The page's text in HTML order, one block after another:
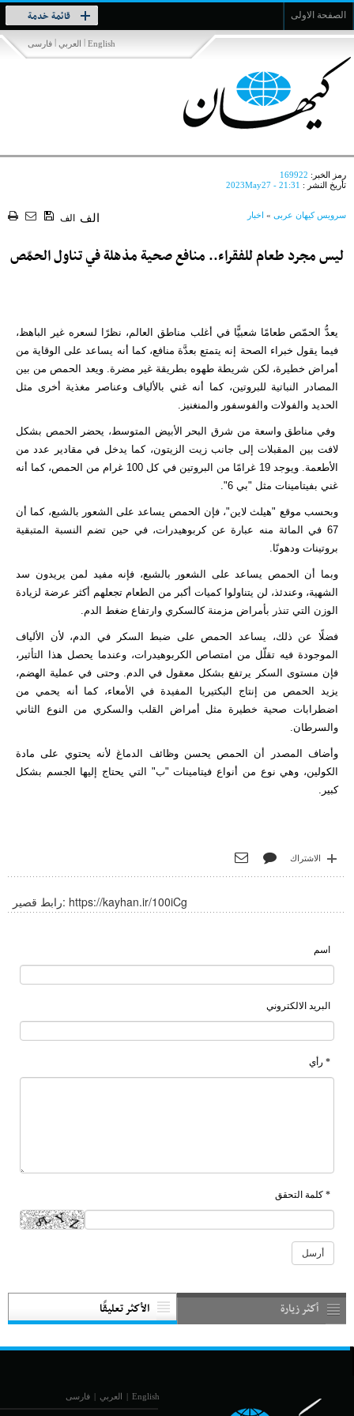
الصفحة الاولى قائمة خدمة
Toggle
navigation
فارسی | العربي | English
رمز الخبر: 169922
تأريخ النشر : 2023May27 - 21:31
سرویس کیهان عربی » اخبار الف الف
ليس مجرد طعام للفقراء.. منافع صحية مذهلة في تناول الحمّص
يعدُّ الحمّص طعامًا شعبيًّا في أغلب مناطق العالم، نظرًا لسعره غير الباهظ،
فيما يقول خبراء الصحة إنه يتمتع بعدَّة منافع، كما أنه يساعد على الوقاية من
أمراض خطيرة، لكن شريطة طهوه بطريقة غير مضرة. ويعد الحمص من بين
المصادر النباتية للبروتين، كما أنه غني بالألياف وعناصر مغذية أخرى مثل
الحديد والفولات والفوسفور والمنغنيز.
وفي مناطق واسعة من شرق البحر الأبيض المتوسط، يحضر الحمص بشكل
لافت بين المقبلات إلى جانب زيت الزيتون، كما يدخل في مقادير عدد من
الأطعمة. ويوجد 19 غرامًا من البروتين في كل 100 غرام من الحمص، كما أنه
غني بفيتامينات مثل "بي 6".
وبحسب موقع "هيلث لاين"، فإن الحمص يساعد على الشعور بالشبع، كما أن
67 في المائة منه عبارة عن كربوهيدرات، في حين تضم النسبة المتبقية
بروتينات ودهونًا.
وبما أن الحمص يساعد على الشعور بالشبع، فإنه مفيد لمن يريدون سد
الشهية، وعندئذ، لن يتناولوا كميات أكبر من الطعام تجعلهم أكثر عرضة لزيادة
الوزن التي تنذر بأمراض مزمنة كالسكري وارتفاع ضغط الدم.
فضلًا عن ذلك، يساعد الحمص على ضبط السكر في الدم، لأن الألياف
الموجودة فيه تقلّل من امتصاص الكربوهيدرات، وعندما يحصل هذا التأثير،
فإن مستوى السكر يرتفع بشكل معقول في الدم. وحتى في عملية الهضم،
يزيد الحمص من إنتاج البكتيريا المفيدة في الأمعاء، كما أنه يحمي من
اضطرابات صحية خطيرة مثل أمراض القلب والسكري من النوع الثاني
والسرطان.
وأضاف المصدر أن الحمص يحسن وظائف الدماغ لأنه يحتوي على مادة
الكولين، وهي نوع من أنواع فيتامينات "ب" التي يحتاج إليها الجسم بشكل
كبير.
الاشتراك
رابط قصير: https://kayhan.ir/100iCg
اسم
البريد الالكتروني
* رأي
* كلمة التحقق
أكثر زيارة الأكثر تعليقًا
English
| العربي | فارسی